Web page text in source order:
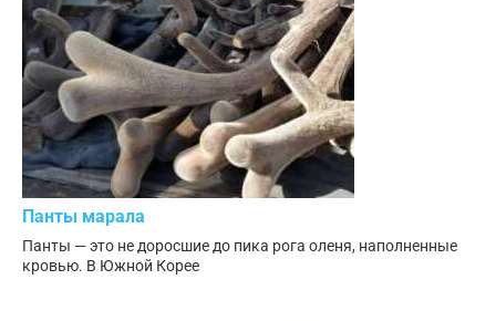
Панты марала
Панты — это не доросшие до пика рога оленя, наполненные
кровью. В Южной Корее